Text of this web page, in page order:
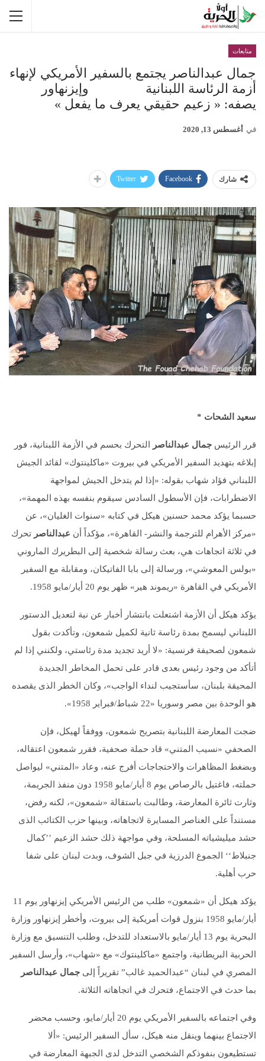
متابعات
جمال عبدالناصر يجتمع بالسفير الأمريكي لإنهاء
أزمة الرئاسة اللبنانية وإيزنهاور
يصفه: « زعيم حقيقي يعرف ما يفعل »
في أغسطس 13, 2020
شارك Facebook
Twitter
سعيد الشحات *
قرر الرئيس جمال عبدالناصر
التحرك بحسم في الأزمة اللبنانية، فور
إبلاغه بتهديد السفير الأمريكي في بيروت «ماكلينتوك» لقائد الجيش
اللبناني فؤاد شهاب بقوله: «إذا لم يتدخل الجيش لمواجهة
الاضطرابات، فإن الأسطول السادس سيقوم بنفسه بهذه المهمة»،
حسبما يؤكد محمد حسنين هيكل في كتابه «سنوات الغليان»، عن
«مركز الأهرام للترجمة والنشر- القاهرة»، مؤكداً أن عبدالناصر تحرك
في ثلاثة اتجاهات هي، بعث رسالة شخصية إلى البطريرك الماروني
«بولس المعوشي»، ورسالة إلى بابا الفاتيكان، ومقابلة مع السفير
الأمريكي في القاهرة «ريموند هير» ظهر يوم 20 أيار/مايو 1958.
يؤكد هيكل أن الأزمة اشتعلت بانتشار أخبار عن نية لتعديل الدستور
اللبناني ليسمح بمدة رئاسة ثانية لكميل شمعون، وتأكدت بقول
شمعون لصحيفة فرنسية: «لا أريد تجديد مدة رئاستي، ولكنني إذا لم
أتأكد من وجود رئيس بعدى قادر على تحمل المخاطر الجديدة
المحيقة بلبنان، سأستجيب لنداء الواجب»، وكان الخطر الذى يقصده
هو الوحدة بين مصر وسوريا «22 شباط/فبراير 1958».
ضجت المعارضة اللبنانية بتصريح شمعون، ووفقاً لهيكل، فإن
الصحفي «نسيب المتني» قاد حملة صحفية، فقرر شمعون اعتقاله،
وبضغط المظاهرات والاحتجاجات أفرج عنه، وعاد «المتني» ليواصل
حملته، فاغتيل بالرصاص يوم 8 أيار/مايو 1958 دون منفذ الجريمة،
وثارت ثائرة المعارضة، وطالبت باستقالة «شمعون»، لكنه رفض،
مستنداً على العناصر المسايرة لاتجاهاته، وبينها حزب الكتائب الذى
حشد ميليشياته المسلحة، وفي مواجهة ذلك حشد الزعيم ’’كمال
جنبلاط‘‘ الجموع الدرزية في جبل الشوف، وبدت لبنان على شفا
حرب أهلية.
يؤكد هيكل أن «شمعون» طلب من الرئيس الأمريكي إيزنهاور يوم 11
أيار/مايو 1958 بنزول قوات أمريكية إلى بيروت، وأخطر إيزنهاور وزارة
البحرية يوم 13 أيار/مايو بالاستعداد للتدخل، وطلب التنسيق مع وزارة
الحربية البريطانية، واجتمع «ماكلينتوك» مع «شهاب»، وأرسل السفير
المصري في لبنان “عبدالحميد غالب” تقريراً إلى جمال عبدالناصر
بما حدث في الاجتماع، فتحرك في اتجاهاته الثلاثة.
وفي اجتماعه بالسفير الأمريكي يوم 20 أيار/مايو، وحسب محضر
الاجتماع بينهما وينقل منه هيكل، سأل السفير الرئيس: «ألا
تستطيعون بنفوذكم الشخصي التدخل لدى الجبهة المعارضة في